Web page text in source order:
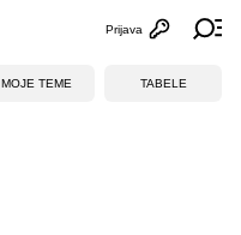
Otvori
Prijava
MOJE TEME TABELE